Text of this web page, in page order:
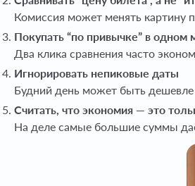
Комиссия может менять картину
Покупать “по привычке” в одном
Два клика сравнения часто
Игнорировать непиковые даты
Будний день может быть дешевле
Считать, что экономия — это
На деле самые большие суммы